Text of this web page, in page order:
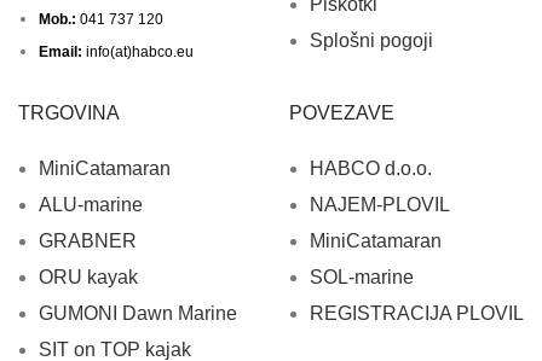
Mob.: 041 737 120
Email: info(at)habco.eu
Piškotki
Splošni pogoji
TRGOVINA
MiniCatamaran
ALU-marine
GRABNER
ORU kayak
GUMONI Dawn Marine
SIT on TOP kajak
POVEZAVE
HABCO d.o.o.
NAJEM-PLOVIL
MiniCatamaran
SOL-marine
REGISTRACIJA PLOVIL